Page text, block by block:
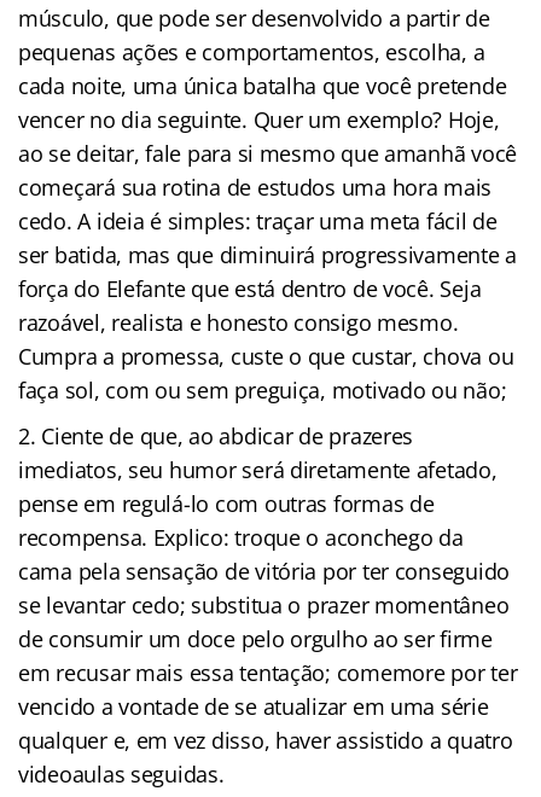
músculo, que pode ser desenvolvido a partir de
pequenas ações e comportamentos, escolha, a
cada noite, uma única batalha que você pretende
vencer no dia seguinte. Quer um exemplo? Hoje,
ao se deitar, fale para si mesmo que amanhã você
começará sua rotina de estudos uma hora mais
cedo. A ideia é simples: traçar uma meta fácil de
ser batida, mas que diminuirá progressivamente a
força do Elefante que está dentro de você. Seja
razoável, realista e honesto consigo mesmo.
Cumpra a promessa, custe o que custar, chova ou
faça sol, com ou sem preguiça, motivado ou não;
Ciente de que, ao abdicar de prazeres
imediatos, seu humor será diretamente afetado,
pense em regulá-lo com outras formas de
recompensa. Explico: troque o aconchego da
cama pela sensação de vitória por ter conseguido
se levantar cedo; substitua o prazer momentâneo
de consumir um doce pelo orgulho ao ser firme
em recusar mais essa tentação; comemore por ter
vencido a vontade de se atualizar em uma série
qualquer e, em vez disso, haver assistido a quatro
videoaulas seguidas.